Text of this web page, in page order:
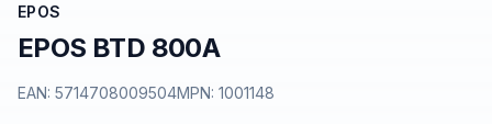
EPOS
EPOS BTD 800A
EAN: 5714708009504MPN: 1001148